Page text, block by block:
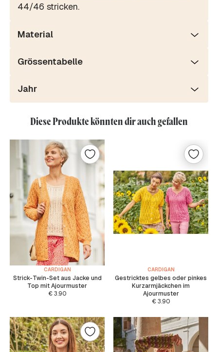
44/46 stricken.
Material
Grössentabelle
Jahr
Diese Produkte könnten dir auch gefallen
CARDIGAN
Strick-Twin-Set aus Jacke und
Top mit Ajourmuster
€3.90
CARDIGAN
Gestricktes gelbes oder pinkes
Kurzarmjäckchen im
Ajourmuster
€3.90